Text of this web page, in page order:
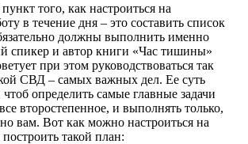
того, как настроиться на
в течение дня – это составить список
должны выполнить именно
спикер и автор книги «Час тишины»
при этом руководствоваться так
СВД – самых важных дел. Ее суть
определить самые главные задачи
второстепенное, и выполнять только,
вам. Вот как можно настроиться на
такой план: